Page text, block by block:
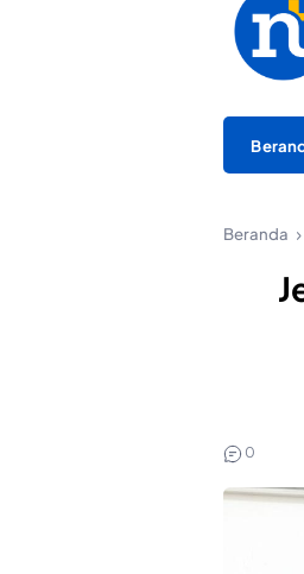
Beranda
0